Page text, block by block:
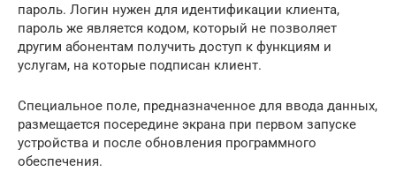
пароль. Логин нужен для идентификации клиента,
пароль же является кодом, который не позволяет
другим абонентам получить доступ к функциям и
услугам, на которые подписан клиент.
Специальное поле, предназначенное для ввода данных,
размещается посередине экрана при первом запуске
устройства и после обновления программного
обеспечения.